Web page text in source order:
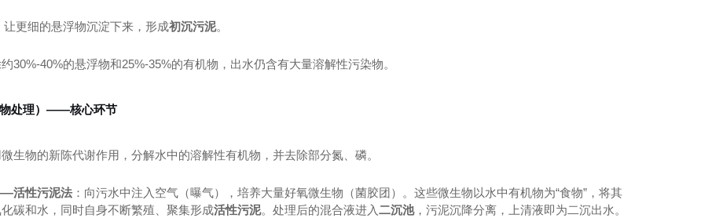
让更细的悬浮物沉淀下来，形成初沉污泥。
约30%-40%的悬浮物和25%-35%的有机物，出水仍含有大量溶解性污染物。
处理）——核心环节
微生物的新陈代谢作用，分解水中的溶解性有机物，并去除部分氮、磷。
活性污泥法 ：向污水中注入空气（曝气），培养大量好氧微生物（菌胶团）。这些微生物以水中有机物为“食物”，将其
碳和水，同时自身不断繁殖、聚集形成活性污泥。处理后的混合液进入二沉池，污泥沉降分离，上清液即为二沉出水。